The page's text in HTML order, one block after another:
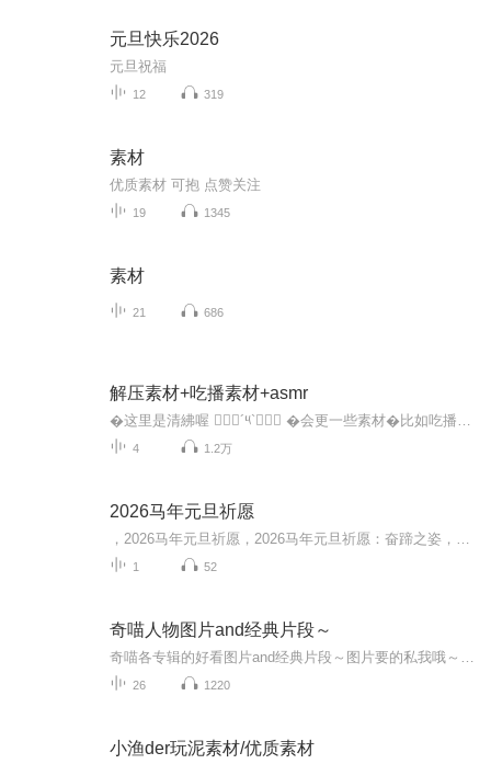
元旦快乐2026
元旦祝福
12 319
素材
优质素材 可抱 点赞关注
19 1345
素材
21 686
解压素材+吃播素材+asmr
4 1.2万
2026马年元旦祈愿
1 52
奇喵人物图片and经典片段～
26 1220
小渔der玩泥素材/优质素材